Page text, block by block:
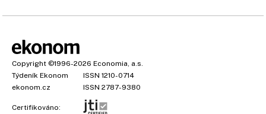
Copyright ©1996-2026 Economia, a.s.
Týdeník Ekonom
ISSN 1210-0714
ekonom.cz
ISSN 2787-9380
Certifikováno: